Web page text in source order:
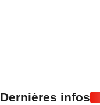
Dernières infos